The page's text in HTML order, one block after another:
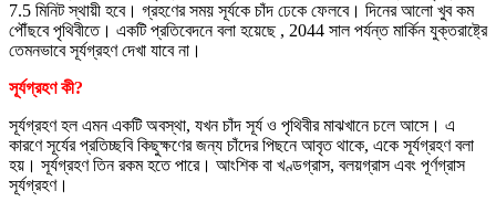
7.5 মিনিট স্থায়ী হবে। গ্রহণের সময় সূর্যকে চাঁদ ঢেকে ফেলবে। দিনের আলো খুব কম
পৌঁছবে পৃথিবীতে। একটি প্রতিবেদনে বলা হয়েছে , 2044 সাল পর্যন্ত মার্কিন যুক্তরাষ্ট্রে
তেমনভাবে সূর্যগ্রহণ দেখা যাবে না।
সূর্যগ্রহণ কী?
সূর্যগ্রহণ হল এমন একটি অবস্থা, যখন চাঁদ সূর্য ও পৃথিবীর মাঝখানে চলে আসে। এ
কারণে সূর্যের প্রতিচ্ছবি কিছুক্ষণের জন্য চাঁদের পিছনে আবৃত থাকে, একে সূর্যগ্রহণ বলা
হয়। সূর্যগ্রহণ তিন রকম হতে পারে। আংশিক বা খণ্ডগ্রাস, বলয়গ্রাস এবং পূর্ণগ্রাস
সূর্যগ্রহণ।